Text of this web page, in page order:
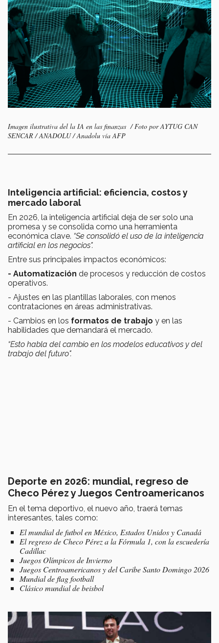
Imagen ilustrativa del la IA en las finanzas / Foto por AYTUG CAN
SENCAR / ANADOLU / Anadolu vía AFP
Inteligencia artificial: eficiencia, costos y
mercado laboral
En 2026, la inteligencia artificial deja de ser solo una
promesa y se consolida como una herramienta
económica clave. “Se consolidó el uso de la inteligencia
artificial en los negocios".
Entre sus principales impactos económicos:
- Automatización de procesos y reducción de costos
operativos.
- Ajustes en las plantillas laborales, con menos
contrataciones en áreas administrativas.
- Cambios en los formatos de trabajo y en las
habilidades que demandará el mercado.
“Esto habla del cambio en los modelos educativos y del
trabajo del futuro".
Deporte en 2026: mundial, regreso de
Checo Pérez y Juegos Centroamericanos
En el tema deportivo, el nuevo año, traerá temas
interesantes, tales como:
El mundial de futbol en México, Estados Unidos y Canadá
El regreso de Checo Pérez a la Fórmula 1, con la escuedería
Cadillac
Juegos Olímpicos de Invierno
Juegos Centroamericanos y del Caribe Santo Domingo 2026
Mundial de flag football
Clásico mundial de beisbol